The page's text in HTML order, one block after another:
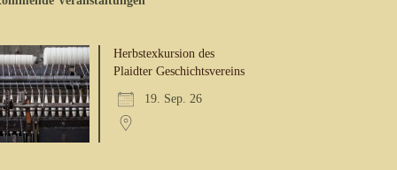
Herbstexkursion des
Plaidter Geschichtsvereins
19. Sep. 26